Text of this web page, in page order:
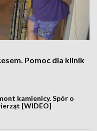
Pomoc dla klinik
kamienicy. Spór o
[WIDEO]